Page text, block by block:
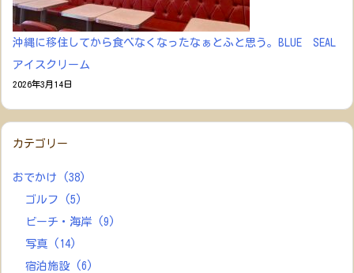
沖縄に移住してから食べなくなったなぁとふと思う。BLUE SEAL
アイスクリーム
2026年3月14日
カテゴリー
おでかけ
(38)
ゴルフ
(5)
ビーチ・海岸
(9)
写真
(14)
宿泊施設
(6)